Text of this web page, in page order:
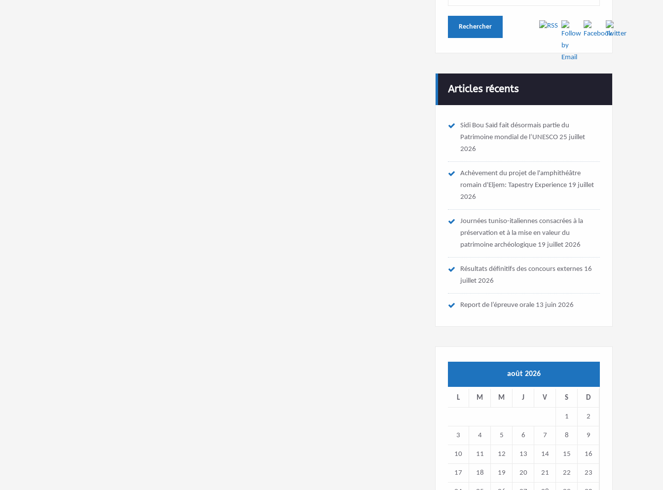
Articles récents
Sidi Bou Saïd fait désormais partie du
Patrimoine mondial de l’UNESCO 25 juillet
2026
Achèvement du projet de l'amphithéâtre
romain d'Eljem: Tapestry Experience 19 juillet
2026
Journées tuniso-italiennes consacrées à la
préservation et à la mise en valeur du
patrimoine archéologique 19 juillet 2026
Résultats définitifs des concours externes 16
juillet 2026
Report de l’épreuve orale 13 juin 2026
août 2026
L M M J V S D
1 2
3 4 5 6 7 8 9
10 11 12 13 14 15 16
17 18 19 20 21 22 23